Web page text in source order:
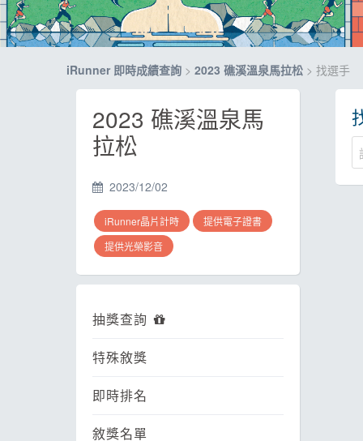
iRunner 即時成績查詢 > 2023 礁溪溫泉馬拉松 > 找選手
2023 礁溪溫泉馬
拉松
2023/12/02
iRunner晶片計時
提供電子證書
提供光榮影音
抽獎查詢
特殊敘獎
即時排名
敘獎名單